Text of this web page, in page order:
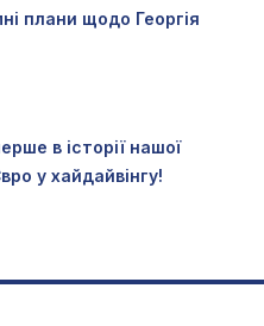
плани щодо Георгія
в історії нашої
у хайдайвінгу!